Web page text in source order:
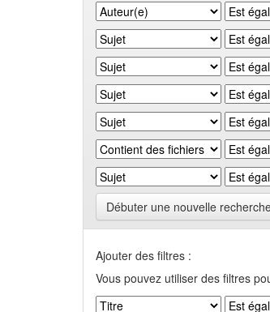
Débuter une nouvelle
Ajouter des filtres :
Vous pouvez utiliser des filtres